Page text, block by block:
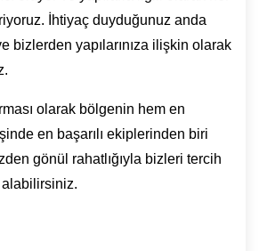
İhtiyaç duyduğunuz anda
bizlerden yapılarınıza ilişkin olarak
olarak bölgenin hem en
en başarılı ekiplerinden biri
gönül rahatlığıyla bizleri tercih